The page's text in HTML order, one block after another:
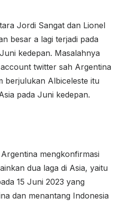
Jordi Sangat dan Lionel
besar a lagi terjadi pada
kedepan. Masalahnya
twitter sah Argentina
berjulukan Albiceleste itu
pada Juni kedepan.
mengkonfirmasi
dua laga di Asia, yaitu
15 Juni 2023 yang
dan menantang Indonesia